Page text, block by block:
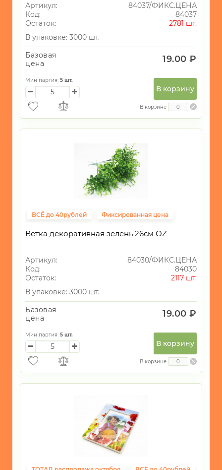
Артикул:
84037/ФИКС.ЦЕНА
Код:
84037
Остаток:
2781 шт.
В упаковке: 3000 шт.
Базовая
цена
19.00 ₽
Мин партия: 5 шт.
В корзину
В корзине
ВСЁ до 40рублей
Фиксированная цена
Ветка декоративная зелень 26см OZ
Артикул:
84030/ФИКС.ЦЕНА
Код:
84030
Остаток:
2117 шт.
В упаковке: 3000 шт.
Базовая
цена
19.00 ₽
Мин партия: 5 шт.
В корзину
В корзине